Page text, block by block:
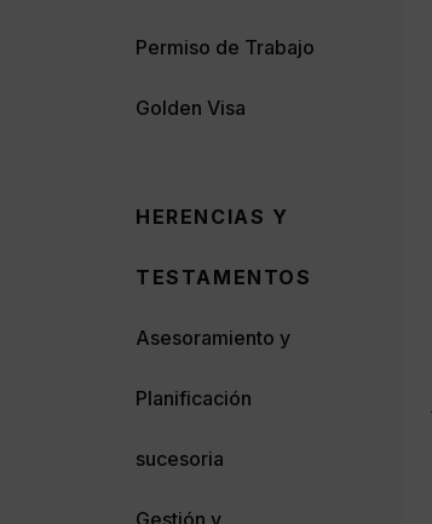
Permiso de Trabajo
Golden Visa
HERENCIAS Y
TESTAMENTOS
Asesoramiento y
Planificación
sucesoria
Gestión y